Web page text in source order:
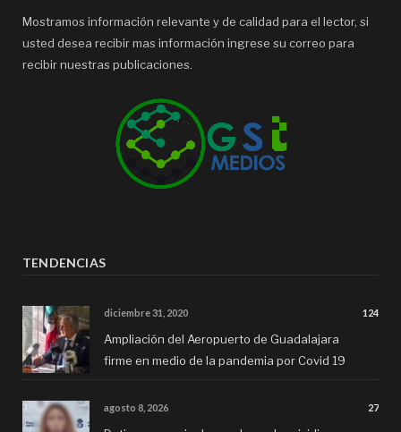
Mostramos información relevante y de calidad para el lector, si
usted desea recibir mas información ingrese su correo para
recibir nuestras publicaciones.
TENDENCIAS
diciembre 31, 2020 124
Ampliación del Aeropuerto de Guadalajara
firme en medio de la pandemia por Covid 19
agosto 8, 2026 27